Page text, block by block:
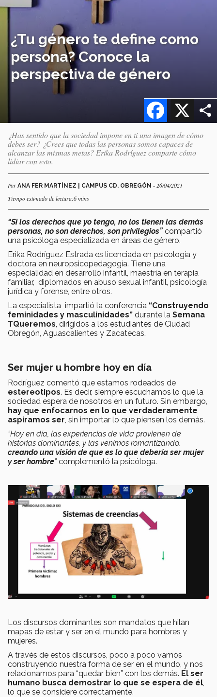
¿Tu género te define como
persona? Conoce la
perspectiva de género
X
Facebook
¿Has sentido que la sociedad impone en ti una imagen de cómo
debes ser? ¿Crees que todas las personas somos capaces de
alcanzar las mismas metas? Erika Rodríguez comparte cómo
lidiar con esto.
Por ANA FER MARTÍNEZ | CAMPUS CD. OBREGÓN - 26/04/2021
Tiempo estimado de lectura:6 mins
“Si los derechos que yo tengo, no los tienen las demás
personas, no son derechos, son privilegios”compartió
una psicóloga especializada en áreas de género.
Erika Rodríguez Estrada es licenciada en psicología y
doctora en neuropsicopedagogía. Tiene una
especialidad en desarrollo infantil, maestría en terapia
familiar, diplomados en abuso sexual infantil, psicología
jurídica y forense, entre otros.
La especialista impartió la conferencia “Construyendo
feminidades y masculinidades” durante la Semana
TQueremos , dirigidos a los estudiantes de Ciudad
Obregón, Aguascalientes y Zacatecas.
Ser mujer u hombre hoy en día
Rodríguez comentó que estamos rodeados de
estereotipos. Es decir, siempre escuchamos lo que la
sociedad espera de nosotros en un futuro. Sin embargo,
hay que enfocarnos en lo que verdaderamente
aspiramos ser , sin importar lo que piensen los demás.
“Hoy en día, las experiencias de vida provienen de
historias dominantes, y las venimos romantizando,
creando una visión de que es lo que debería ser mujer
y ser hombre”complementó la psicóloga.
Los discursos dominantes son mandatos que hilan
mapas de estar y ser en el mundo para hombres y
mujeres.
A través de estos discursos, poco a poco vamos
construyendo nuestra forma de ser en el mundo, y nos
relacionamos para “quedar bien” con los demás. El ser
humano busca demostrar lo que se espera de él
lo que se considere correctamente.